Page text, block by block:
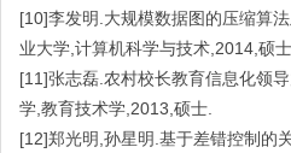
[10]李发明.大规模数据图的压缩算
业大学,计算机科学与技术,2014,硕士.
[11]张志磊.农村校长教育信息化领
学,教育技术学,2013,硕士.
[12]郑光明,孙星明.基于差错控制的